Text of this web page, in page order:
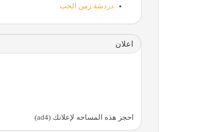
دردشة زمن الحب
اعلان
احجز هذه المساحه لإعلانك (ad4)